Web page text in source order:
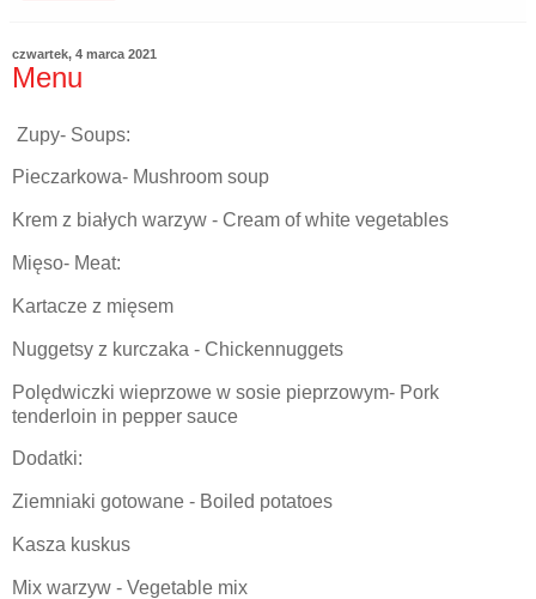
czwartek, 4 marca 2021
Menu
Zupy- Soups:
Pieczarkowa- Mushroom soup
Krem z białych warzyw - Cream of white vegetables
Mięso- Meat:
Kartacze z mięsem
Nuggetsy z kurczaka - Chickennuggets
Polędwiczki wieprzowe w sosie pieprzowym- Pork
tenderloin in pepper sauce
Dodatki:
Ziemniaki gotowane - Boiled potatoes
Kasza kuskus
Mix warzyw - Vegetable mix